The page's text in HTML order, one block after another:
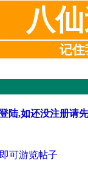
八
记住
陆,如还没注册请
可游览帖子